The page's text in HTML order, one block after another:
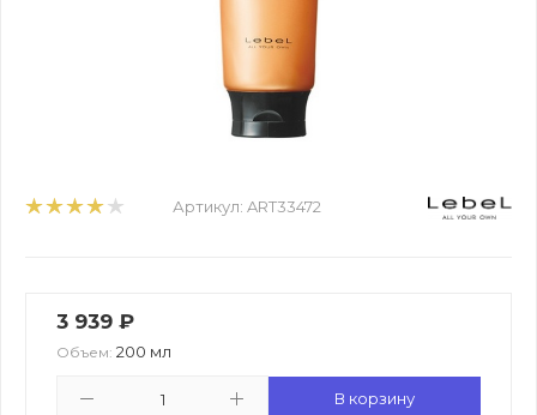
Артикул: ART33472
3 939 ₽
Объем: 200 мл
В корзину